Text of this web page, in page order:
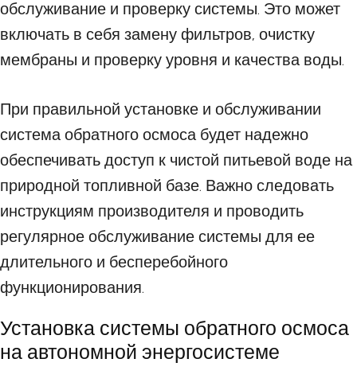
обслуживание и проверку системы. Это может
включать в себя замену фильтров, очистку
мембраны и проверку уровня и качества воды.
При правильной установке и обслуживании
система обратного осмоса будет надежно
обеспечивать доступ к чистой питьевой воде на
природной топливной базе. Важно следовать
инструкциям производителя и проводить
регулярное обслуживание системы для ее
длительного и бесперебойного
функционирования.
Установка системы обратного осмоса
на автономной энергосистеме